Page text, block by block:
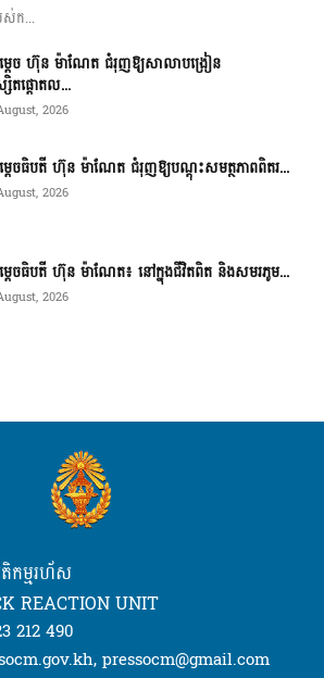
ស់ក...
េច ហ៊ុន ម៉ាណែត ជំរុញឱ្យសាលាបង្រៀន
តផ្តោតល...
2026
េចធិបតី ហ៊ុន ម៉ាណែត ជំរុញឱ្យបណ្តុះសមត្ថភាពពិតរ...
2026
េចធិបតី ហ៊ុន ម៉ាណែត៖ នៅក្នុងជីវិតពិត និងសមរភូម...
2026
កម្មរហ័ស
REACTION UNIT
212 490
pressocm@gmail.com